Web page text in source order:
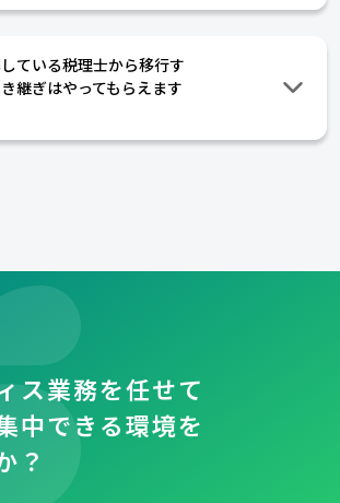
ている税理士から移行す
継ぎはやってもらえます
ス業務を任せて
中できる環境を
？